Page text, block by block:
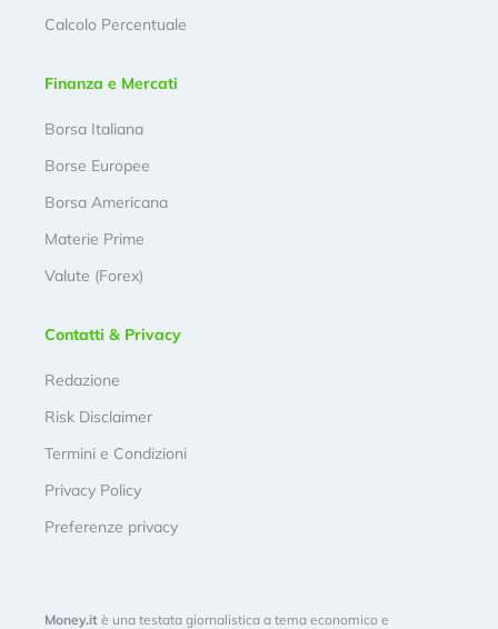
Calcolo Percentuale
Finanza e Mercati
Borsa Italiana
Borse Europee
Borsa Americana
Materie Prime
Valute (Forex)
Contatti & Privacy
Redazione
Risk Disclaimer
Termini e Condizioni
Privacy Policy
Preferenze privacy
Money.it è una testata giornalistica a tema economico e